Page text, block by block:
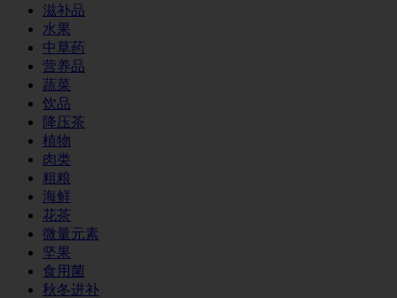
滋补品
水果
中草药
营养品
蔬菜
饮品
降压茶
植物
肉类
粗粮
海鲜
花茶
微量元素
坚果
食用菌
秋冬进补